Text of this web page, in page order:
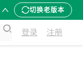
切换老版本
登录 注册